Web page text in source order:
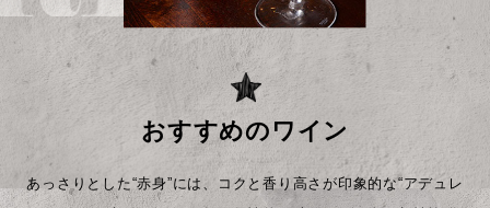
おすすめのワイン
あっさりとした“赤身”には、コクと香り高さが印象的な“アデュレ